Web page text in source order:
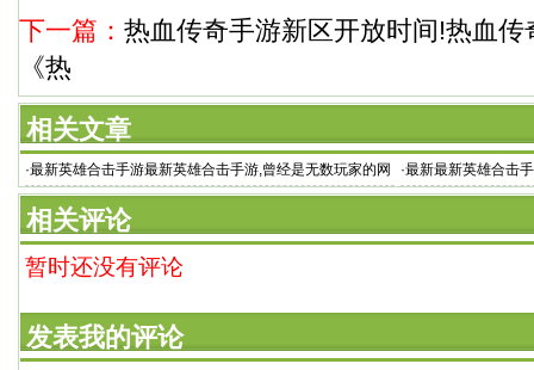
下一篇： 热血传奇手游新区开放时间!热血
《热
相关文章
·最新英雄合击手游最新英雄合击手游,曾经是无数玩家的网
游启蒙之作
·最新最新英雄合击
大陆
相关评论
暂时还没有评论
发表我的评论